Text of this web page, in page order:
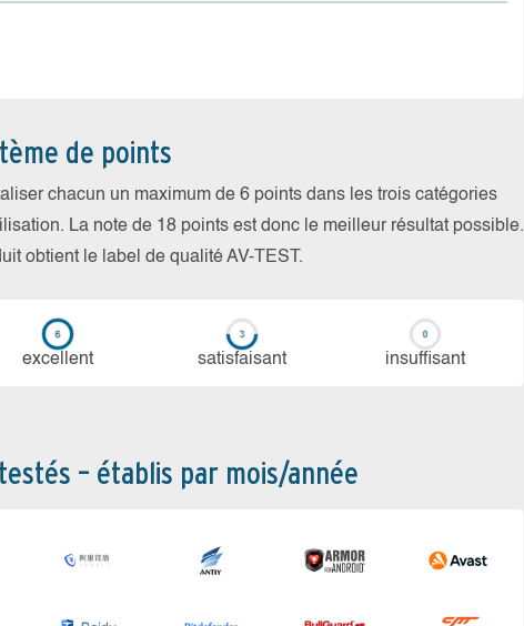
de points
chacun un maximum de 6 points dans les trois catégories
La note de 18 points est donc le meilleur résultat possible.
obtient le label de qualité AV-TEST.
ex­cellent sa­tis­fai­sant in­suf­fi­sant
– établis par mois/année